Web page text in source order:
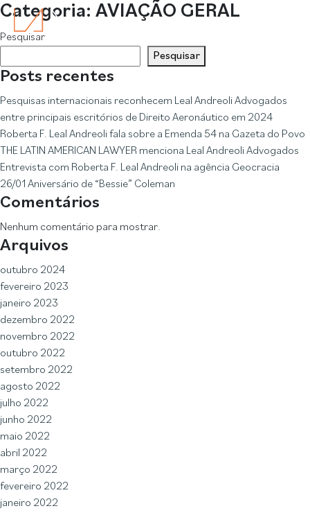
Categoria: AVIAÇÃO GERAL
Pesquisar
Pesquisar
Posts recentes
Pesquisas internacionais reconhecem Leal Andreoli Advogados
entre principais escritórios de Direito Aeronáutico em 2024
Roberta F. Leal Andreoli fala sobre a Emenda 54 na Gazeta do Povo
THE LATIN AMERICAN LAWYER menciona Leal Andreoli Advogados
Entrevista com Roberta F. Leal Andreoli na agência Geocracia
26/01 Aniversário de “Bessie” Coleman
Comentários
Nenhum comentário para mostrar.
Arquivos
outubro 2024
fevereiro 2023
janeiro 2023
dezembro 2022
novembro 2022
outubro 2022
setembro 2022
agosto 2022
julho 2022
junho 2022
maio 2022
abril 2022
março 2022
fevereiro 2022
janeiro 2022